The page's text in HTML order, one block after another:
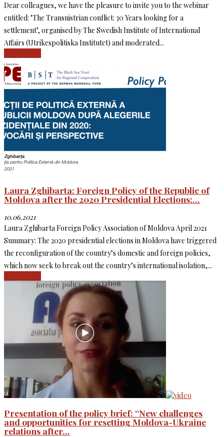
Dear colleagues, we have the pleasure to invite you to the webinar
entitled: "The Transnistrian conflict: 30 Years looking for a
settlement", organised by The Swedish Institute of International
Affairs (Utrikespolitiska Institutet) and moderated...
Laura Zghibarta: Foreign Policy of the Republic of
Moldova after the 2020 Presidential Elections:...
10.06.2021
Laura Zghibarta Foreign Policy Association of Moldova April 2021
Summary: The 2020 presidential elections in Moldova have triggered
the reconfiguration of the country’s domestic and foreign policies,
which now seek to break out the country’s international isolation,...
Presentation of the policy brief: “New challenges
and opportunities for resetting Moldova-Ukraine
relations after...